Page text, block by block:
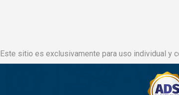
Este sitio es exclusivamente para uso individual y